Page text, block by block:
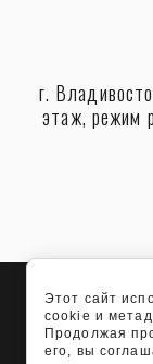
г.
этаж, режим
© [2025] ИП
Этот сайт
cookie и
Продолжая
его, вы